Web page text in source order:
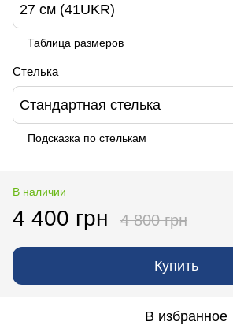
27 см (41UKR)
Таблица размеров
Стелька
Стандартная стелька
Подсказка по стелькам
В наличии
4 400 грн 4 800 грн
Купить
В избранное